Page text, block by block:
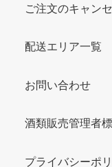
ご注文のキャン
配送エリア一覧
お問い合わせ
酒類販売管理者
プライバシーポ